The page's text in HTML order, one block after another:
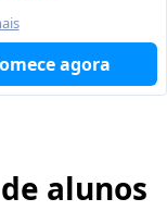
agora
alunos